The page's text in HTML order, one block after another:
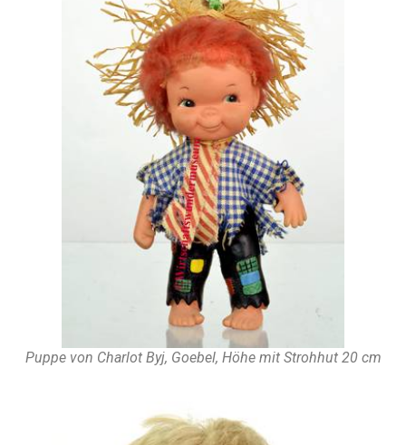
Puppe von Charlot Byj, Goebel, Höhe mit Strohhut 20 cm